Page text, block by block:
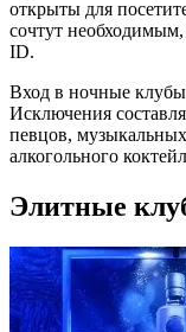
открыты для
сочтут
ID.
Вход в ночные
Исключения
певцов,
алкогольного
Элитные